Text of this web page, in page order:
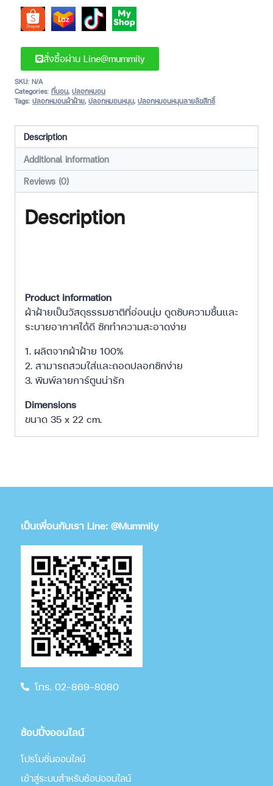
สั่งซื้อผ่าน Line@mummily
SKU: N/A
Categories: ที่นอน, ปลอกหมอน
Tags: ปลอกหมอนผ้าฝ้าย, ปลอกหมอนหนุน, ปลอกหมอนหนุนลายลิขสิทธิ์
Description
Additional information
Reviews (0)
Description
Product information
ผ้าฝ้ายเป็นวัสดุธรรมชาติที่อ่อนนุ่ม ดูดซับความชื้นและ
ระบายอากาศได้ดี ซักทำความสะอาดง่าย
1. ผลิตจากผ้าฝ้าย 100%
2. สามารถสวมใส่และถอดปลอกซักง่าย
3. พิมพ์ลายการ์ตูนน่ารัก
Dimensions
ขนาด 35 x 22 cm.
เป็นเพื่อนกับเรา Line: @Mummily
โทร. 02-869-8080
ช้อปปิ้งออนไลน์
โปรโมชั่นออนไลน์
เข้าสู่ระบบสำหรับช้อปออนไลน์